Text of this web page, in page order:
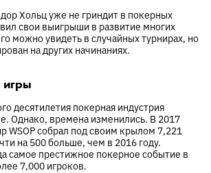
Хольц уже не гриндит в покерных
свои выигрыши в развитие многих
можно увидеть в случайных турнирах, но
на других начинаниях.
игры
десятилетия покерная индустрия
Однако, времена изменились. В 2017
WSOP собрал под своим крылом 7,221
на 500 больше, чем в 2016 году.
самое престижное покерное событие в
7,000 игроков.